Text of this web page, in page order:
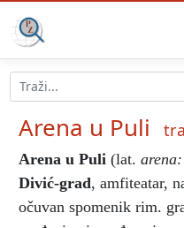
Arena u Puli
Arena u Puli (lat. arena:
Divić-grad, amfiteatar,
očuvan spomenik rim.